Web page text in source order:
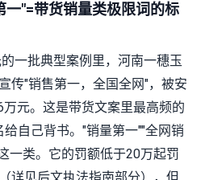
"=带货销量类极限词的标
一批典型案例里，河南一穗玉
传"销售第一，全国全网"，被安
元。这是带货文案里最高频的
自己背书。"销量第一""全网销
一类。它的罚额低于20万起罚